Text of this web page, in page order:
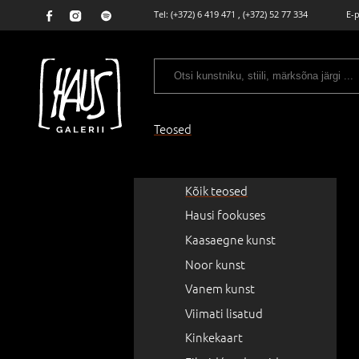
Tel: (+372) 6 419 471 , (+372) 52 77 334 E-
Teosed
Kõik teosed
Hausi fookuses
Kaasaegne kunst
Noor kunst
Vanem kunst
Viimati lisatud
Kinkekaart